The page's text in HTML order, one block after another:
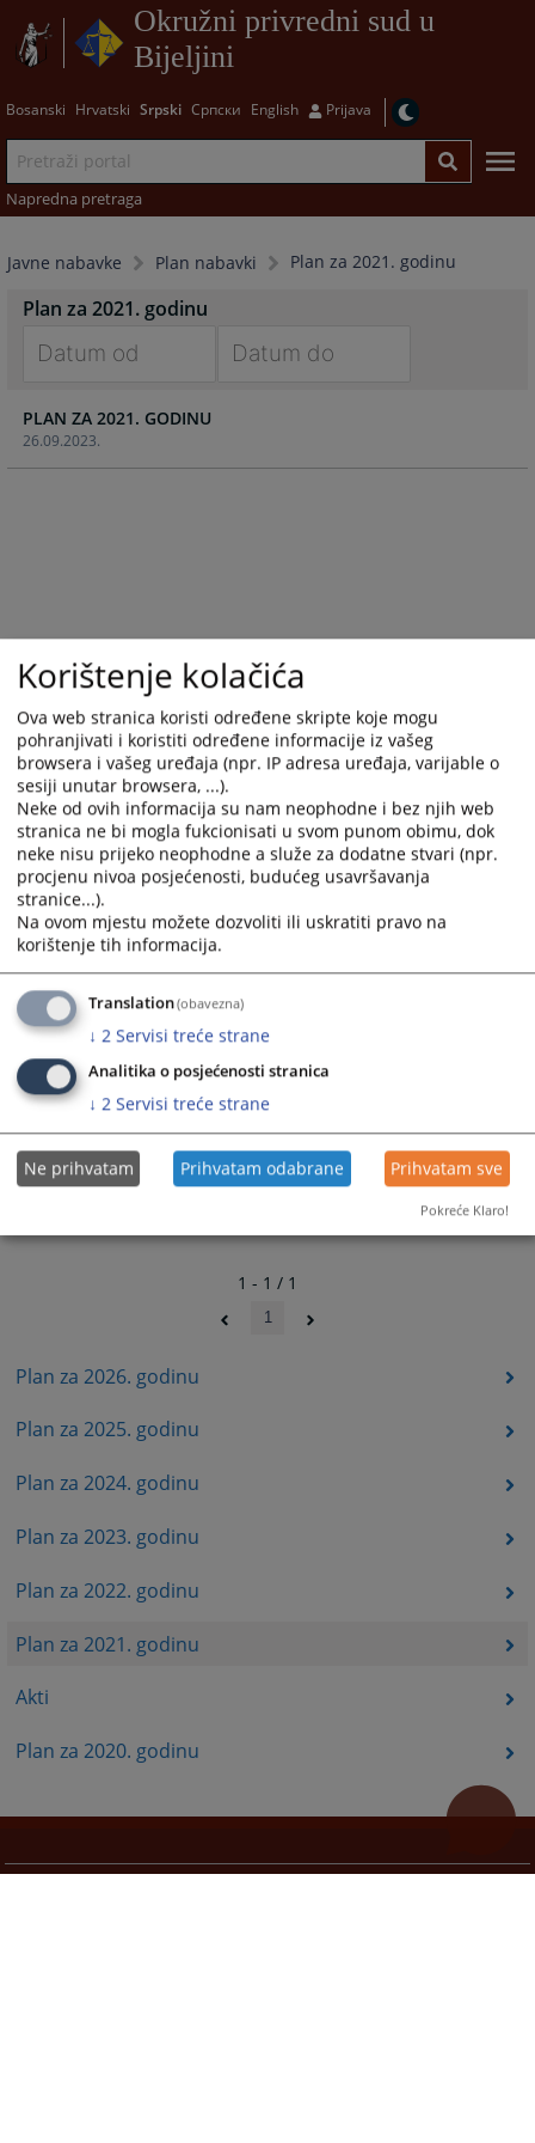
Okružni privredni sud u
Bijeljini
Bosanski Hrvatski Srpski Српски English Prijava
Napredna pretraga
Javne nabavke Plan nabavki Plan za 2021. godinu
Plan za 2026. godinu
Plan za 2025. godinu
Plan za 2024. godinu
Plan za 2023. godinu
Plan za 2022. godinu
Plan za 2021. godinu
Akti
Plan za 2020. godinu
Plan za 2021. godinu
forward
to
interact
Press
the
question
mark
key
to
get
the
keyboard
shortcuts
for
changing
dates.
interact
Press
the
question
mark
key
to
get
the
keyboard
shortcuts
for
changing
dates.
26.09.2023.
PLAN ZA 2021. GODINU
1 - 1 / 1
1
Korištenje kolačića
Ova web stranica koristi određene skripte koje mogu
pohranjivati i koristiti određene informacije iz vašeg
browsera i vašeg uređaja (npr. IP adresa uređaja, varijable o
sesiji unutar browsera, ...).
Neke od ovih informacija su nam neophodne i bez njih web
stranica ne bi mogla fukcionisati u svom punom obimu, dok
neke nisu prijeko neophodne a služe za dodatne stvari (npr.
procjenu nivoa posjećenosti, budućeg usavršavanja
stranice...).
Na ovom mjestu možete dozvoliti ili uskratiti pravo na
korištenje tih informacija.
Translation(obavezna)
↓ 2 Servisi treće strane
Analitika o posjećenosti stranica
↓ 2 Servisi treće strane
Ne prihvatam Prihvatam odabrane Prihvatam sve
Pokreće Klaro!